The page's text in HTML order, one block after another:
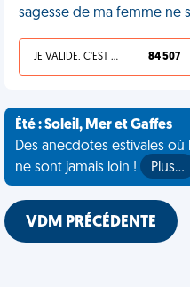
sagesse de ma femme ne
JE VALIDE, C'EST UNE VDM 84 507
Été : Soleil, Mer et Gaffes
Des anecdotes estivales
ne sont jamais loin !
Plus…
VDM PRÉCÉDENTE